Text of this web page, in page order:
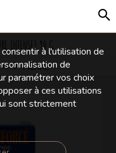
INTENSE) 90 G
divers
Henne
à l'utilisation de
de
paramétrer vos choix
à ces utilisations
sont strictement